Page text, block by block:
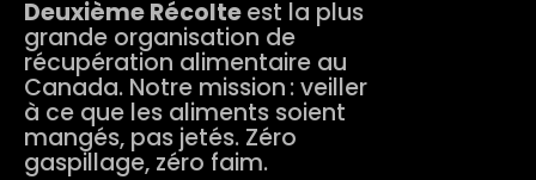
Deuxième Récolteest la plus
grande organisation de
récupération alimentaire au
Canada. Notre mission : veiller
à ce que les aliments soient
mangés, pas jetés. Zéro
gaspillage, zéro faim.